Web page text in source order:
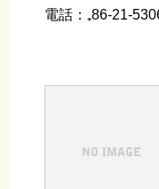
電話：₊86‐21-